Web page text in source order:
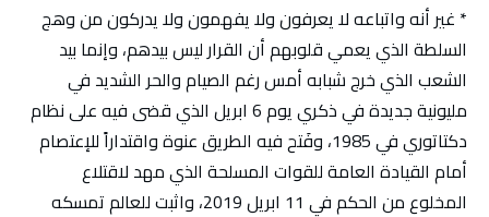
* غير أنه واتباعه لا يعرفون ولا يفهمون ولا يدركون من وهج
السلطة الذي يعمي قلوبهم أن القرار ليس بيدهم، وإنما بيد
الشعب الذي خرج شبابه أمس رغم الصيام والحر الشديد في
مليونية جديدة في ذكري يوم 6 ابريل الذي قضى فيه على نظام
دكتاتوري في 1985، وفَتح فيه الطريق عنوة واقتداراً للإعتصام
أمام القيادة العامة للقوات المسلحة الذي مهد لاقتلاع
المخلوع من الحكم في 11 ابريل 2019، واثبت للعالم تمسكه